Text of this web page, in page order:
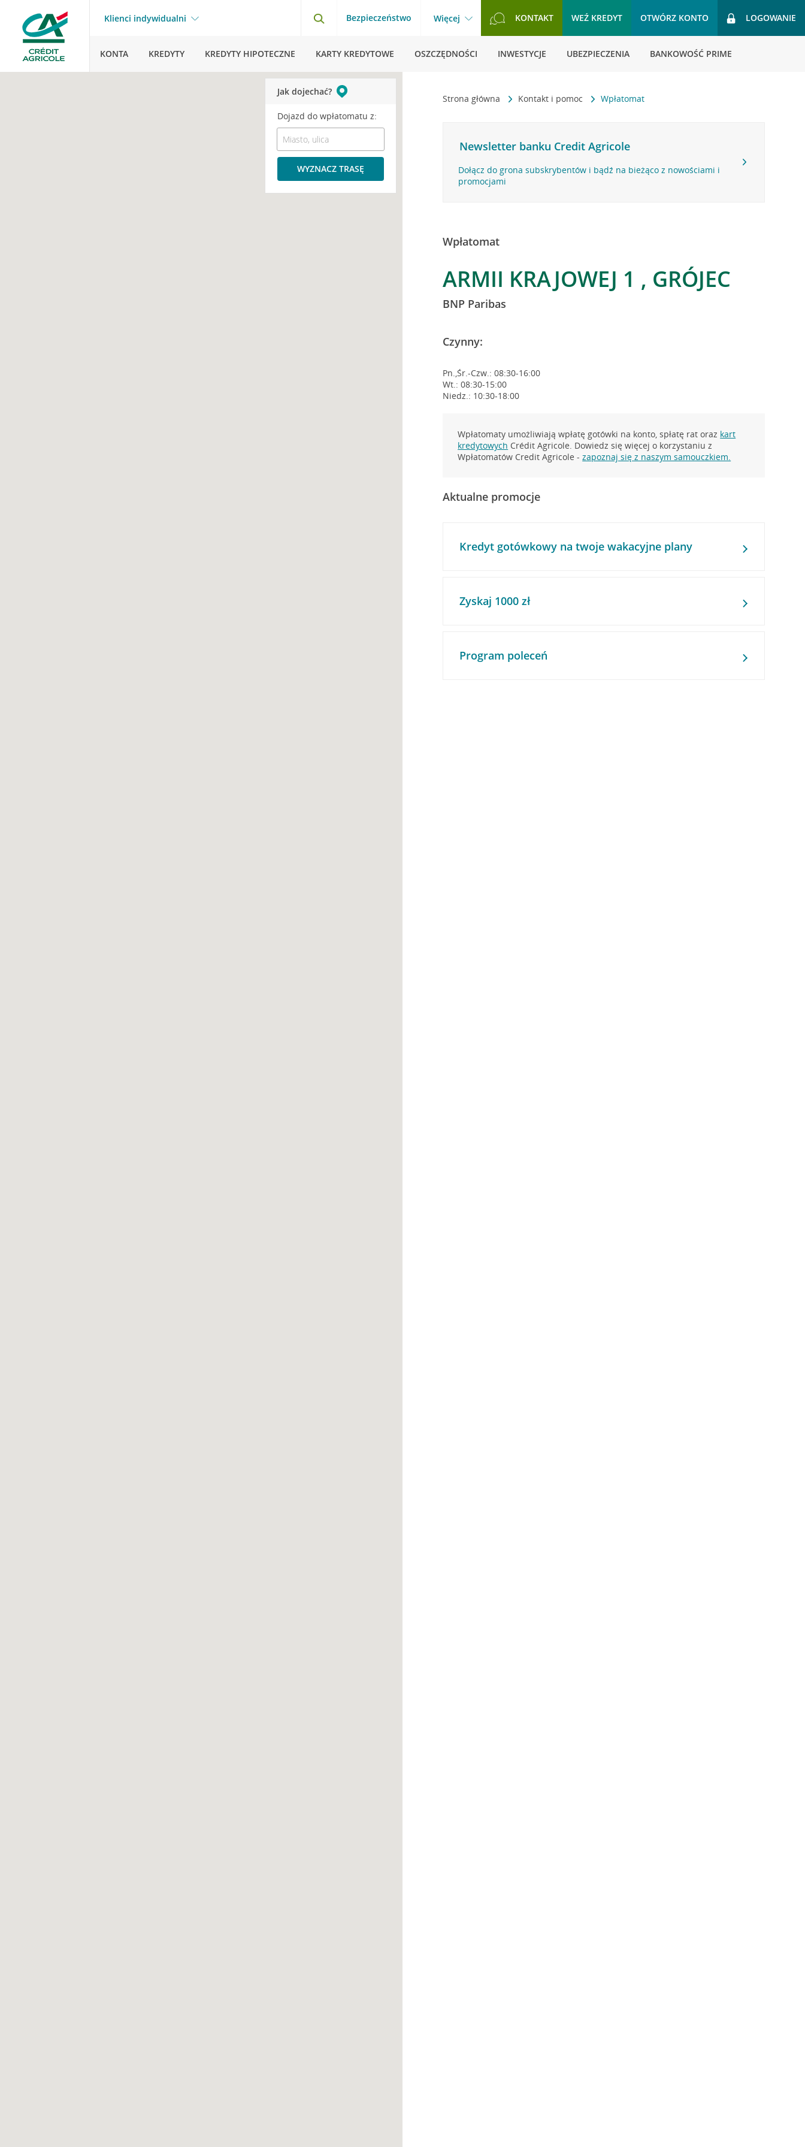
Klienci indywidualni Bezpieczeństwo Więcej KONTAKT WEŹ KREDYT OTWÓRZ KONTO LOGOWANIE
KONTA KREDYTY KREDYTY HIPOTECZNE KARTY KREDYTOWE OSZCZĘDNOŚCI INWESTYCJE UBEZPIECZENIA BANKOWOŚĆ PRIME
Strona główna Kontakt i pomoc Wpłatomat
Newsletter banku Credit Agricole
Dołącz do grona subskrybentów i bądź na bieżąco z nowościami i
promocjami
Wpłatomat
ARMII KRAJOWEJ 1 , GRÓJEC
BNP Paribas
Czynny:
Pn.,Śr.-Czw.: 08:30-16:00
Wt.: 08:30-15:00
Niedz.: 10:30-18:00
Wpłatomaty umożliwiają wpłatę gotówki na konto, spłatę rat oraz kart
kredytowych Crédit Agricole. Dowiedz się więcej o korzystaniu z
Wpłatomatów Credit Agricole -zapoznaj się z naszym samouczkiem.
Aktualne promocje
Kredyt gotówkowy na twoje wakacyjne plany
Zyskaj 1000 zł
Program poleceń
Jak dojechać?
Dojazd do wpłatomatu z:
WYZNACZ TRASĘ